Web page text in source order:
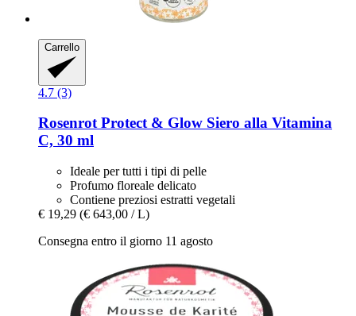
Carrello
4.7 (3)
RosenrotProtect & Glow Siero alla Vitamina
C, 30 ml
Ideale per tutti i tipi di pelle
Profumo floreale delicato
Contiene preziosi estratti vegetali
€ 19,29 (€ 643,00 / L)
Consegna entro il giorno 11 agosto